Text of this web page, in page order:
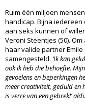
Ruim één miljoen
handicap. Bijna
aan seks kunnen of
Veroni Steentjes (50).
haar valide partner
samengesteld. ‘Ik kan
ook ik heb die behoefte.
gevoelens en beperkingen
meer creativiteit, geduld en
is verre van een gebrek!’